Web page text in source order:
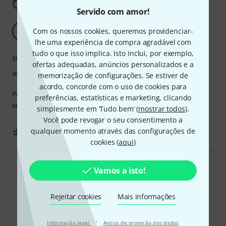
Servido com amor!
Com os nossos cookies, queremos providenciar-
lhe uma experiência de compra agradável com
tudo o que isso implica. Isto inclui, por exemplo,
ofertas adequadas, anúncios personalizados e a
memorização de configurações. Se estiver de
acordo, concorde com o uso de cookies para
preferências, estatísticas e marketing, clicando
simplesmente em ‘Tudo bem’ (mostrar todos).
Você pode revogar o seu consentimento a
qualquer momento através das configurações de
cookies (aqui)
Vamos a isto!
Rejeitar cookies Mais informações
Informação legal · Avisos de proteção dos dados
Breathtaking sound.
dconstan 30.11.2022
Powerfull, soft, detailed, warm. Intimate sound grain, yet
very wide.
som
acabamento
0 REPORTAR A CRÍTICA
Ler todas as reviews
Comparar opções